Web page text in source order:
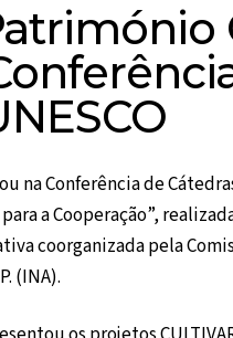
Conferência de
a Cooperação”,
coorganizada pela
(INA).